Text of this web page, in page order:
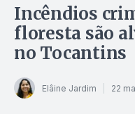
Incêndios
floresta são
no Tocantins
Elâine Jardim 22